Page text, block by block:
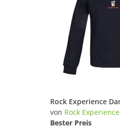
von Rock Experience
Bester Preis